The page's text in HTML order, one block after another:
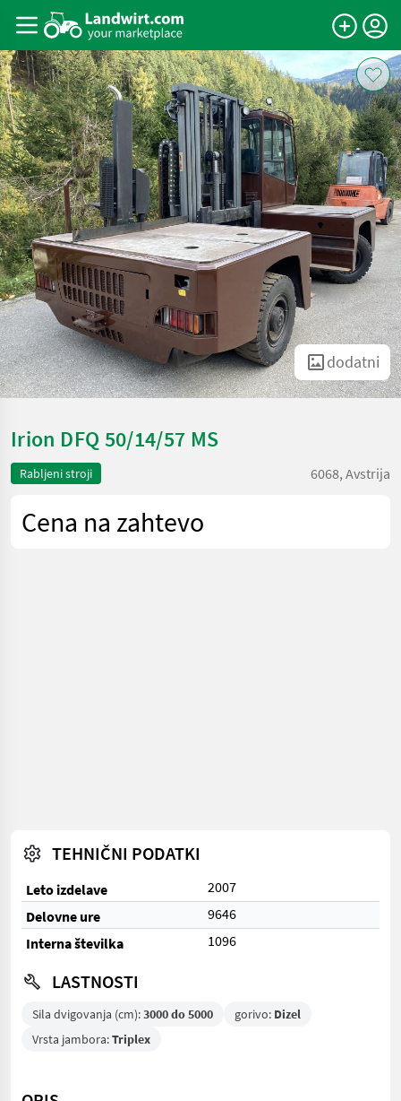
dodatni
Irion DFQ 50/14/57 MS
Rabljeni stroji 6068, Avstrija
Cena na zahtevo
TEHNIČNI PODATKI
Leto izdelave
2007
Delovne ure
9646
Interna številka
1096
LASTNOSTI
Sila dvigovanja (cm):3000 do 5000 gorivo: Dizel
Vrsta jambora:Triplex